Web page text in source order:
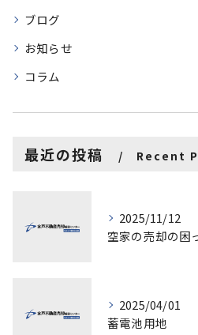
ブログ
お知らせ
コラム
最近の投稿 Recent
2025/11/12
空家の売却の困
2025/04/01
蓄電池用地